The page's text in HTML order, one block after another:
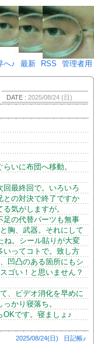
･･･♪)÷2
へ♪
最新 RSS 管理者用
DATE : 2025/08/24 (日)
いに布団へ移動。
最終回で。いろいろ
との対決で終了ですか
気がしますが。
の代替パーツも無事
胸、武器。それにして
ね。シール貼りが大変
いってコトで。致し方
凹凸のある箇所にもシ
ゴい！と思いません？
、ビデオ消化を早めに
かり寝落ち。
です。寝ましょ♪
2025/08/24(日) 日記帳♪